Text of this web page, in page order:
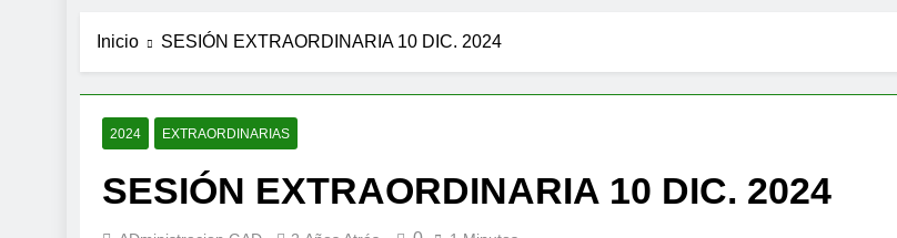
Inicio SESIÓN EXTRAORDINARIA 10 DIC. 2024
2024 EXTRAORDINARIAS
SESIÓN EXTRAORDINARIA 10 DIC. 2024